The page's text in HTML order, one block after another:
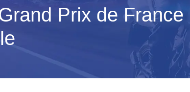
Prix de